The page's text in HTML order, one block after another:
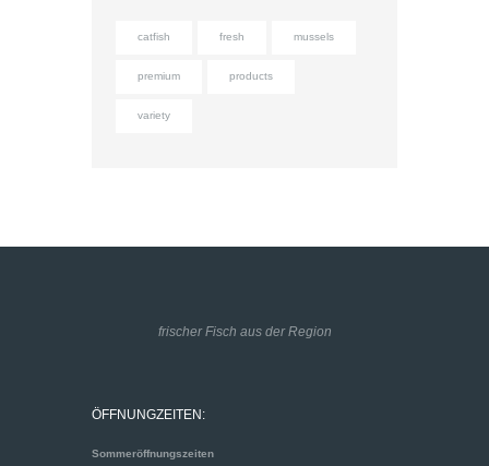
catfish fresh mussels
premium products
variety
frischer Fisch aus der Region
ÖFFNUNGZEITEN:
Sommeröffnungszeiten